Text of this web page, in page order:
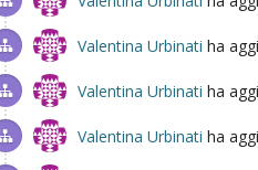
Valentina Urbinati ha
Valentina Urbinati ha
Valentina Urbinati ha